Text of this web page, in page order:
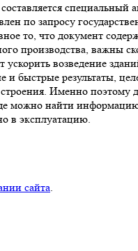
по запросу
то, что документ
производства, важны
возведение
быстрые результаты,
Именно
можно найти
в эксплуатацию.
сайта.